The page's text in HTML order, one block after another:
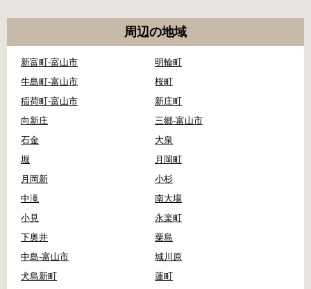
周辺の地域
新富町-富山市
明輪町
牛島町-富山市
桜町
稲荷町-富山市
新庄町
向新庄
三郷-富山市
石金
大泉
堀
月岡町
月岡新
小杉
中滝
南大場
小見
永楽町
下奥井
粟島
中島-富山市
城川原
犬島新町
蓮町